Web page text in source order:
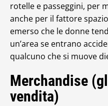
rotelle e passeggini, per
anche per il fattore
emerso che le donne
un’area se entrano
qualcuno che si muove
Merchandise
vendita)